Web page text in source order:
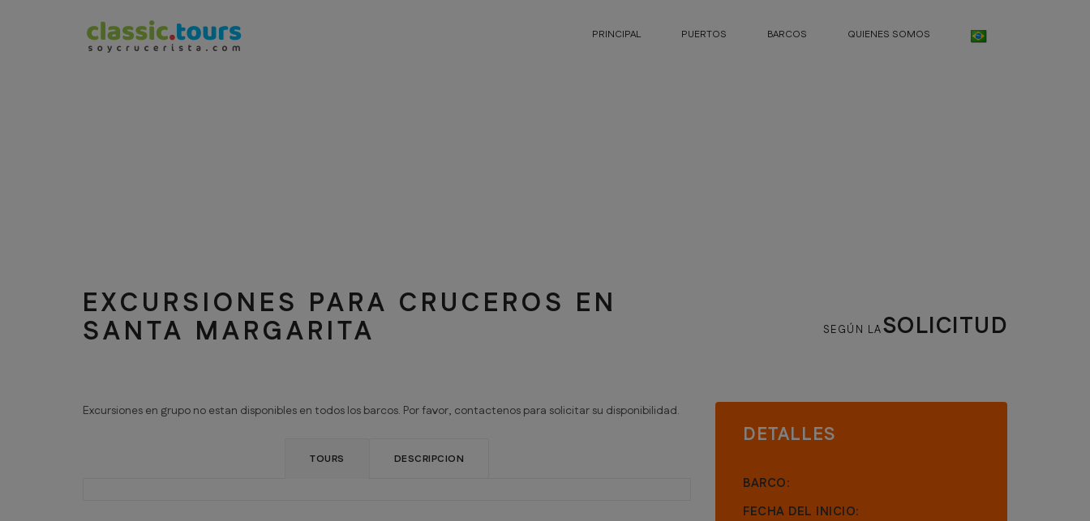
PRINCIPAL PUERTOS BARCOS QUIENES SOMOS
EXCURSIONES PARA CRUCEROS EN
SANTA MARGARITA SEGÚN LASOLICITUD
Excursiones en grupo no estan disponibles en todos los barcos. Por favor, contactenos para solicitar su disponibilidad.
TOURS DESCRIPCION
DETALLES
BARCO:
FECHA DEL INICIO: